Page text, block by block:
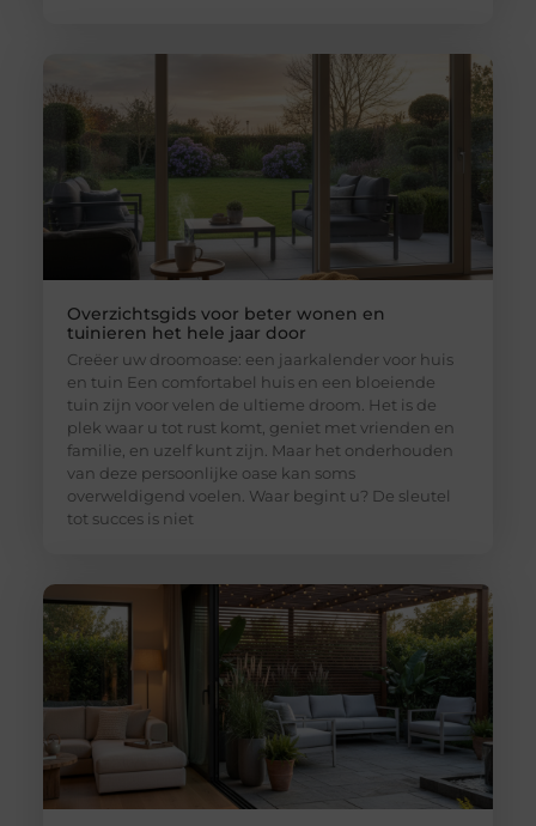
Overzichtsgids voor beter wonen en
tuinieren het hele jaar door
Creëer uw droomoase: een jaarkalender voor huis
en tuin Een comfortabel huis en een bloeiende
tuin zijn voor velen de ultieme droom. Het is de
plek waar u tot rust komt, geniet met vrienden en
familie, en uzelf kunt zijn. Maar het onderhouden
van deze persoonlijke oase kan soms
overweldigend voelen. Waar begint u? De sleutel
tot succes is niet